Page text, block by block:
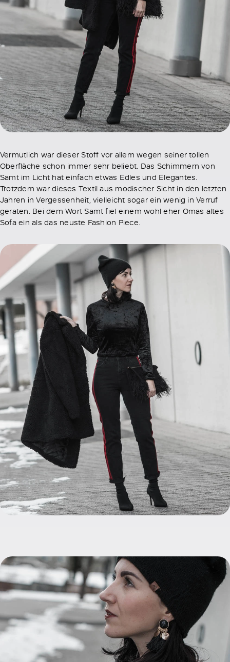
Vermutlich war dieser Stoff vor allem wegen seiner tollen
Oberfläche schon immer sehr beliebt. Das Schimmern von
Samt im Licht hat einfach etwas Edles und Elegantes.
Trotzdem war dieses Textil aus modischer Sicht in den letzten
Jahren in Vergessenheit, vielleicht sogar ein wenig in Verruf
geraten. Bei dem Wort Samt fiel einem wohl eher Omas altes
Sofa ein als das neuste Fashion Piece.